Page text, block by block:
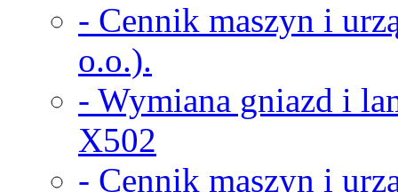
- Cennik maszyn i
o.o.).
- Wymiana gniazd i
X502
- Cennik maszyn i